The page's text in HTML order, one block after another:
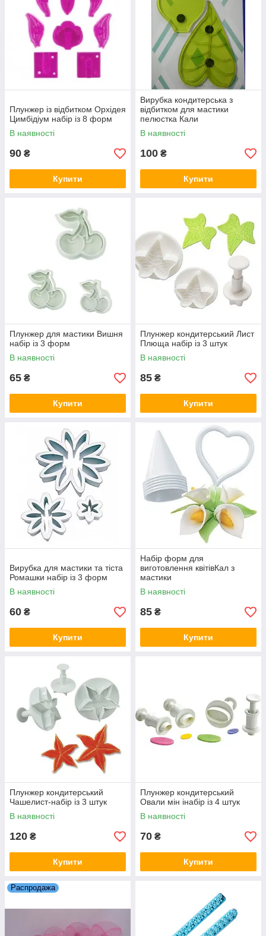
Плунжер із відбитком Орхідея
Цимбідіум набір із 8 форм
В наявності
90 ₴
Купити
Вирубка кондитерська з
відбитком для мастики
пелюстка Кали
В наявності
100 ₴
Купити
Плунжер для мастики Вишня
набір із 3 форм
В наявності
65 ₴
Купити
Плунжер кондитерський Лист
Плюща набір із 3 штук
В наявності
85 ₴
Купити
Вирубка для мастики та тіста
Ромашки набір із 3 форм
В наявності
60 ₴
Купити
Набір форм для
виготовлення квітівКал з
мастики
В наявності
85 ₴
Купити
Плунжер кондитерський
Чашелист-набір із 3 штук
В наявності
120 ₴
Купити
Плунжер кондитерський
Овали мін інабір із 4 штук
В наявності
70 ₴
Купити
Распродажа